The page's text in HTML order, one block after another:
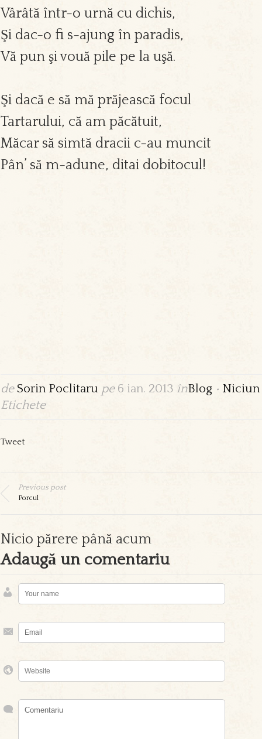
Vârâtă într-o urnă cu dichis,
Şi dac-o fi s-ajung în paradis,
Vă pun şi vouă pile pe la uşă.
Şi dacă e să mă prăjească focul
Tartarului, că am păcătuit,
Măcar să simtă dracii c-au muncit
Pân’ să m-adune, ditai dobitocul!
de Sorin Poclitaru pe 6 ian. 2013 înBlog • Niciun
Etichete
Tweet
Previous post
Porcul
Nicio părere până acum
Adaugă un comentariu